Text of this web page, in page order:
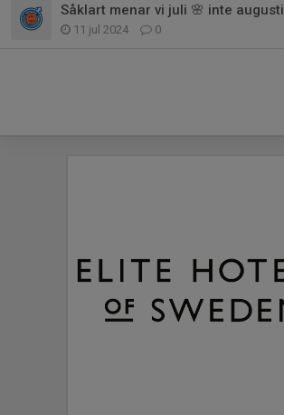
Såklart menar vi juli 🌸 inte augusti
11 jul 2024 0